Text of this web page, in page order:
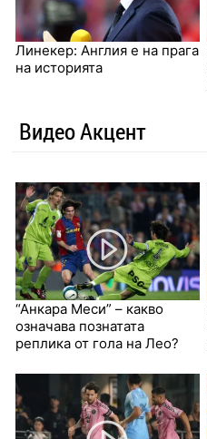
Линекер: Англия е на прага
на историята
Видео Акцент
“Анкара Меси” – какво
означава познатата
реплика от гола на Лео?